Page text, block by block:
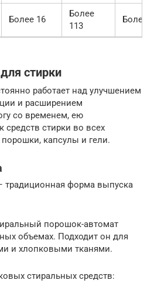
Более 16
Более
113
Более
стирки
работает над улучшением
и расширением
со временем, ею
средств стирки во всех
капсулы и гели.
форма выпуска
порошок-автомат
объемах. Подходит он для
и хлопковыми тканями.
стиральных средств: